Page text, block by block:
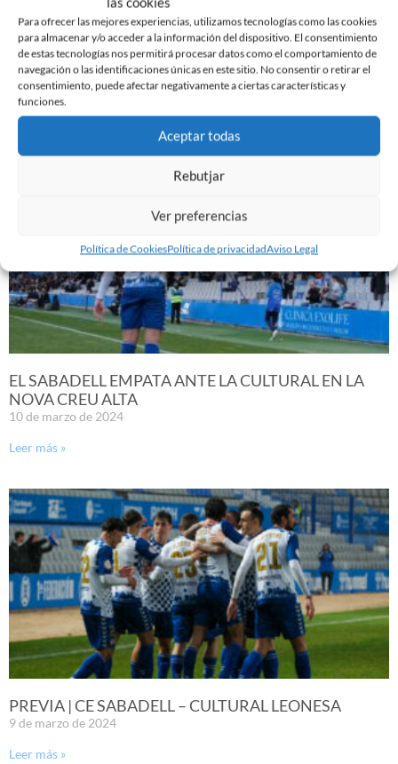
Para ofrecer las mejores experiencias, utilizamos tecnologías como las cookies
para almacenar y/o acceder a la información del dispositivo. El consentimiento
de estas tecnologías nos permitirá procesar datos como el comportamiento de
navegación o las identificaciones únicas en este sitio. No consentir o retirar el
consentimiento, puede afectar negativamente a ciertas características y
funciones.
Aceptar todas
Rebutjar
Ver preferencias
Política de CookiesPolítica de privacidadAviso Legal
Noticias Relacionadas
EL SABADELL EMPATA ANTE LA CULTURAL EN LA
NOVA CREU ALTA
10 de marzo de 2024
Leer más »
PREVIA | CE SABADELL – CULTURAL LEONESA
9 de marzo de 2024
Leer más »